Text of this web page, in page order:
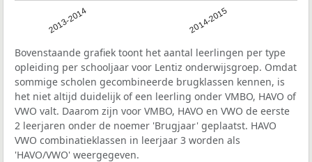
2013-2014 2014-2015
Bovenstaande grafiek toont het aantal leerlingen per type
opleiding per schooljaar voor Lentiz onderwijsgroep. Omdat
sommige scholen gecombineerde brugklassen kennen, is
het niet altijd duidelijk of een leerling onder VMBO, HAVO of
VWO valt. Daarom zijn voor VMBO, HAVO en VWO de eerste
2 leerjaren onder de noemer 'Brugjaar' geplaatst. HAVO
VWO combinatieklassen in leerjaar 3 worden als
'HAVO/VWO' weergegeven.